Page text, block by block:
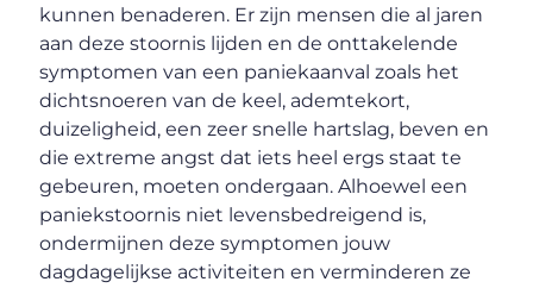
kunnen benaderen. Er zijn mensen die al jaren
aan deze stoornis lijden en de onttakelende
symptomen van een paniekaanval zoals het
dichtsnoeren van de keel, ademtekort,
duizeligheid, een zeer snelle hartslag, beven en
die extreme angst dat iets heel ergs staat te
gebeuren, moeten ondergaan. Alhoewel een
paniekstoornis niet levensbedreigend is,
ondermijnen deze symptomen jouw
dagdagelijkse activiteiten en verminderen ze